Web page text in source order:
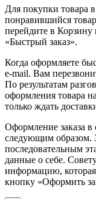
Для покупки товара
понравившийся
перейдите в
«Быстрый заказ».
Когда оформляете
e-mail. Вам
По результатам
оформления товара
только ждать
Оформление заказа
следующим образом.
последовательным
данные о себе.
информацию,
кнопку «Оформить